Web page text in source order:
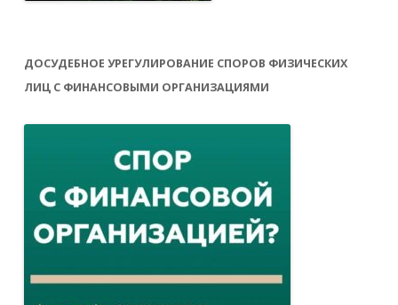
ДОСУДЕБНОЕ УРЕГУЛИРОВАНИЕ СПОРОВ ФИЗИЧЕСКИХ
ЛИЦ С ФИНАНСОВЫМИ ОРГАНИЗАЦИЯМИ